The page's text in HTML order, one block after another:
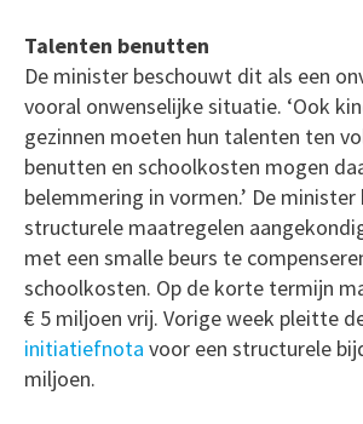
Talenten benutten
De minister beschouwt dit als een
vooral onwenselijke situatie. ‘Ook
gezinnen moeten hun talenten ten
benutten en schoolkosten mogen
belemmering in vormen.’ De
structurele maatregelen
met een smalle beurs te
schoolkosten. Op de korte termijn
€ 5 miljoen vrij. Vorige week pleitte
initiatiefnota voor een structurele
miljoen.